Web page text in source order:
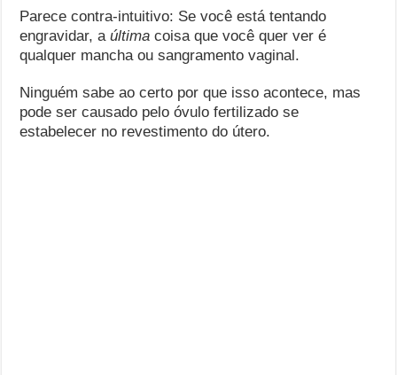
Parece contra-intuitivo: Se você está tentando
engravidar, aúltima coisa que você quer ver é
qualquer mancha ou sangramento vaginal.
Ninguém sabe ao certo por que isso acontece, mas
pode ser causado pelo óvulo fertilizado se
estabelecer no revestimento do útero.